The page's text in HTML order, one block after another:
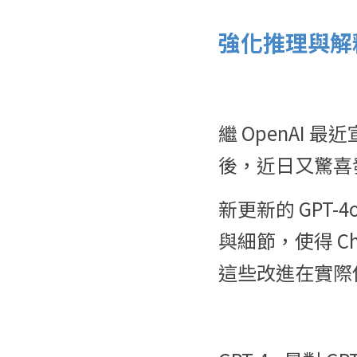
強化推理與
繼 OpenAI 最
後，近日又驚
新更新的 GPT-
與細節，使得
這些改進在實